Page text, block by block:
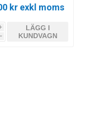
kr exkl moms
LÄGG I
KUNDVAGN